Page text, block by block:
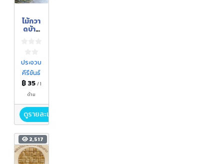
ไม้กวา
ดบ้าน
ประจวบ
คีรีขันธ์
฿ 35 / 1
ด้าม
ดูรายละเอียด
2,517